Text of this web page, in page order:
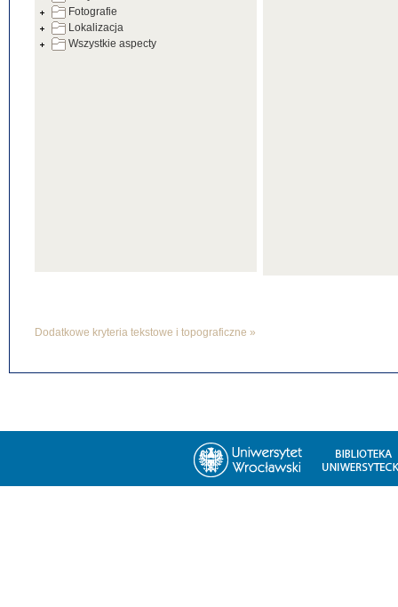
Fotografie
Lokalizacja
Wszystkie aspecty
Dodatkowe kryteria tekstowe i topograficzne »